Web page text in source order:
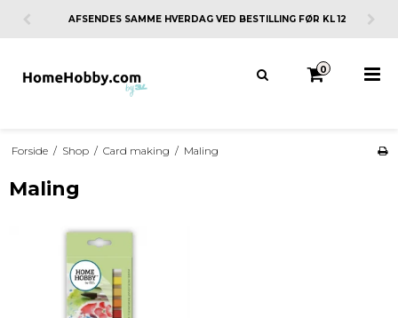
AFSENDES SAMME HVERDAG VED BESTILLING FØR KL 12
0
Forside / Shop / Card making / Maling
Maling